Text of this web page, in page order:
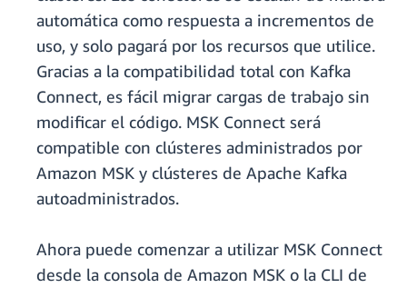
automática como respuesta a incrementos de
uso, y solo pagará por los recursos que utilice.
Gracias a la compatibilidad total con Kafka
Connect, es fácil migrar cargas de trabajo sin
modificar el código. MSK Connect será
compatible con clústeres administrados por
Amazon MSK y clústeres de Apache Kafka
autoadministrados.
Ahora puede comenzar a utilizar MSK Connect
desde la consola de Amazon MSK o la CLI de